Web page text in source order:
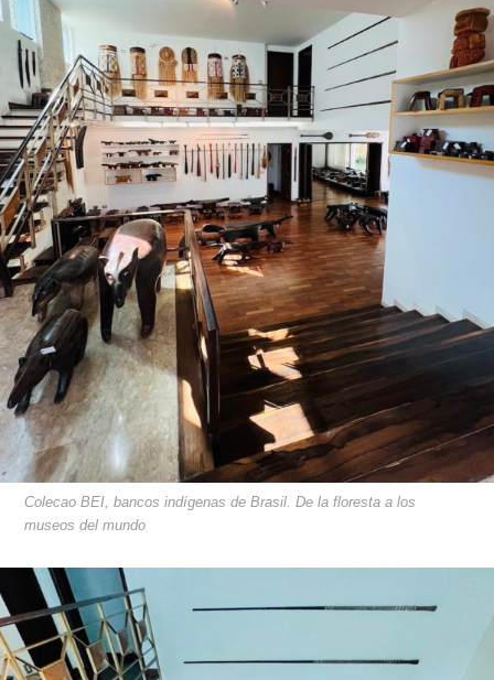
Colecao BEI, bancos indígenas de Brasil. De la floresta a los
museos del mundo